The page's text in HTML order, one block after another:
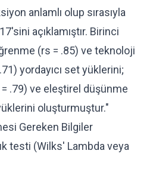
anlamlı olup sırasıyla
açıklamıştır. Birinci
(rs = .85) ve teknoloji
yordayıcı set yüklerini;
= .79) ve eleştirel düşünme
oluşturmuştur."
Gereken Bilgiler
testi (Wilks' Lambda veya